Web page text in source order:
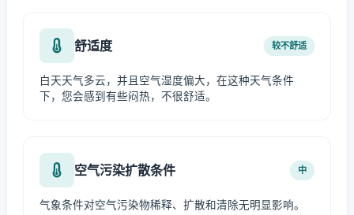
舒适度 较不舒适
白天天气多云，并且空气湿度偏大，在这种天气条件
下，您会感到有些闷热，不很舒适。
空气污染扩散条件 中
气象条件对空气污染物稀释、扩散和清除无明显影响。